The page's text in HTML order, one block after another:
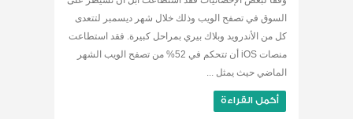
السوق في تصفح الويب وذلك خلال شهر ديسمبر لتتعدى
كل من الأندرويد وبلاك بيري بمراحل كبيرة. فقد استطاعت
منصات iOS أن تتحكم في 52% من تصفح الويب الشهر
الماضي حيث يمثل ...
أكمل القراءة